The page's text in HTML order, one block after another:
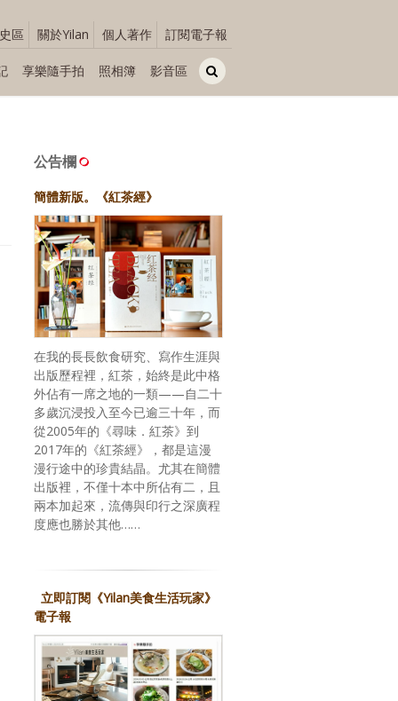
區 關於Yilan 個人著作 訂閱電子報
享樂隨手拍 照相簿 影音區
公告欄
簡體新版。《紅茶經》
在我的長長飲食研究、寫作生涯與
出版歷程裡，紅茶，始終是此中格
外佔有一席之地的一類——自二十
多歲沉浸投入至今已逾三十年，而
從2005年的《尋味．紅茶》到
2017年的《紅茶經》，都是這漫
漫行途中的珍貴結晶。尤其在簡體
出版裡，不僅十本中所佔有二，且
兩本加起來，流傳與印行之深廣程
度應也勝於其他……
立即訂閱《Yilan美食生活玩家》
電子報